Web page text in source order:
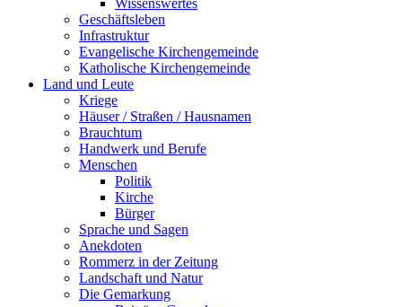
Wissenswertes
Geschäftsleben
Infrastruktur
Evangelische Kirchengemeinde
Katholische Kirchengemeinde
Land und Leute
Kriege
Häuser / Straßen / Hausnamen
Brauchtum
Handwerk und Berufe
Menschen
Politik
Kirche
Bürger
Sprache und Sagen
Anekdoten
Rommerz in der Zeitung
Landschaft und Natur
Die Gemarkung